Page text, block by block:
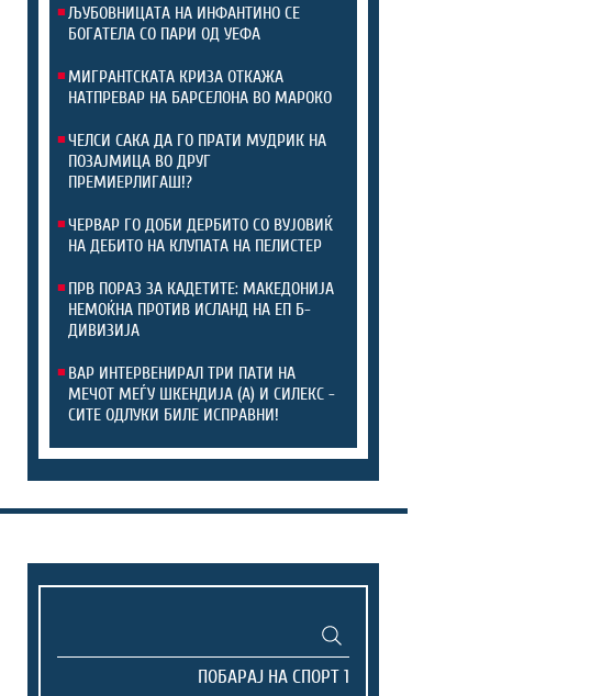
ЉУБОВНИЦАТА НА ИНФАНТИНО СЕ
БОГАТЕЛА СО ПАРИ ОД УЕФА
МИГРАНТСКАТА КРИЗА ОТКАЖА
НАТПРЕВАР НА БАРСЕЛОНА ВО МАРОКО
ЧЕЛСИ САКА ДА ГО ПРАТИ МУДРИК НА
ПОЗАЈМИЦА ВО ДРУГ
ПРЕМИЕРЛИГАШ!?
ЧЕРВАР ГО ДОБИ ДЕРБИТО СО ВУЈОВИЌ
НА ДЕБИТО НА КЛУПАТА НА ПЕЛИСТЕР
ПРВ ПОРАЗ ЗА КАДЕТИТЕ: МАКЕДОНИЈА
НЕМОЌНА ПРОТИВ ИСЛАНД НА ЕП Б-
ДИВИЗИЈА
ВАР ИНТЕРВЕНИРАЛ ТРИ ПАТИ НА
МЕЧОТ МЕЃУ ШКЕНДИЈА (А) И СИЛЕКС -
СИТЕ ОДЛУКИ БИЛЕ ИСПРАВНИ!